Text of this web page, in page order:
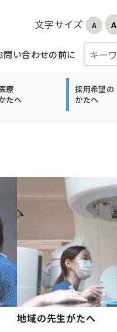
文字サイズ A A
問い合わせの前に
療
たへ
採用希望の
かたへ
地域の先生がたへ